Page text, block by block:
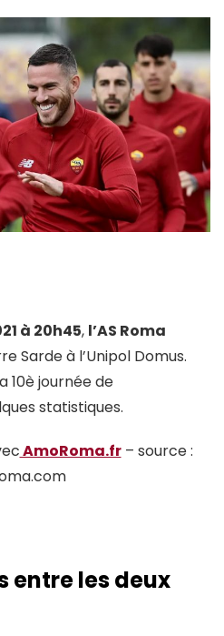
à 20h45, l’AS Roma
Sarde à l’Unipol Domus.
journée de
statistiques.
AmoRoma.fr– source :
entre les deux